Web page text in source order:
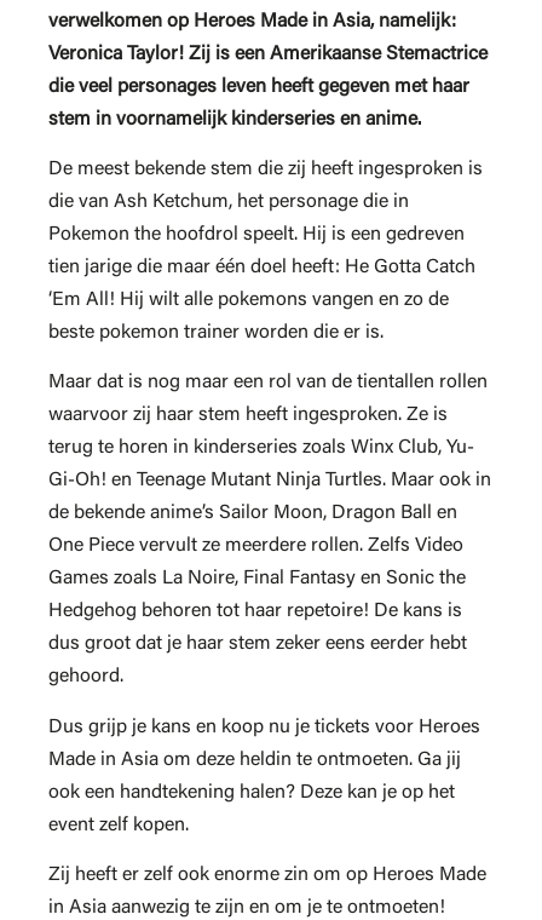
verwelkomen op Heroes Made in Asia, namelijk:
Veronica Taylor! Zij is een Amerikaanse Stemactrice
die veel personages leven heeft gegeven met haar
stem in voornamelijk kinderseries en anime.
De meest bekende stem die zij heeft ingesproken is
die van Ash Ketchum, het personage die in
Pokemon the hoofdrol speelt. Hij is een gedreven
tien jarige die maar één doel heeft: He Gotta Catch
‘Em All! Hij wilt alle pokemons vangen en zo de
beste pokemon trainer worden die er is.
Maar dat is nog maar een rol van de tientallen rollen
waarvoor zij haar stem heeft ingesproken. Ze is
terug te horen in kinderseries zoals Winx Club, Yu-
Gi-Oh! en Teenage Mutant Ninja Turtles. Maar ook in
de bekende anime’s Sailor Moon, Dragon Ball en
One Piece vervult ze meerdere rollen. Zelfs Video
Games zoals La Noire, Final Fantasy en Sonic the
Hedgehog behoren tot haar repetoire! De kans is
dus groot dat je haar stem zeker eens eerder hebt
gehoord.
Dus grijp je kans en koop nu je tickets voor Heroes
Made in Asia om deze heldin te ontmoeten. Ga jij
ook een handtekening halen? Deze kan je op het
event zelf kopen.
Zij heeft er zelf ook enorme zin om op Heroes Made
in Asia aanwezig te zijn en om je te ontmoeten!